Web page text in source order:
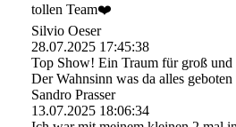
tollen Team❤️
Silvio Oeser
28.07.2025 17:45:38
Top Show! Ein Traum für groß
Der Wahnsinn was da alles
Sandro Prasser
13.07.2025 18:06:34